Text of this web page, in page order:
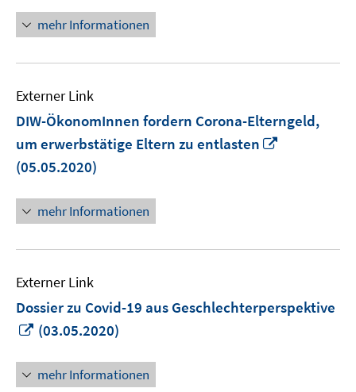
mehr Informationen
Externer Link
DIW-ÖkonomInnen fordern Corona-Elterngeld,
um erwerbstätige Eltern zu entlasten
(05.05.2020)
mehr Informationen
Externer Link
Dossier zu Covid-19 aus Geschlechterperspektive
In
Fenster
öffnen
(03.05.2020)
mehr Informationen